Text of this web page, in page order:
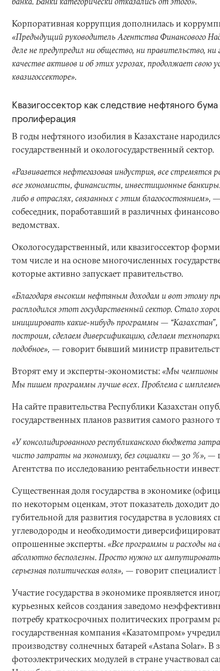
Корпоративная коррупция дополнилась и
«Предыдущий руководитель Агентства Финансового
деле не предупредил ни общество, ни правительство, ни
качестве активов и об этих угрозах, продолжает свою
квазигоссекторе».
Квазигоссектор как следствие нефтяного
пролиферация
В годы нефтяного изобилия в Казахстане
государственный и окологосударственный сектор.
«Развивается нефтегазовая индустрия, все стремятся
все экономисты, финансисты, инвестиционные
либо в отраслях, связанных с этим благосостоянием», —
собеседник, поработавший в различных
ведомствах.
Окологосударственный, или квазигоссектор
том числе и на основе многочисленных
которые активно запускает правительство.
«Благодаря высоким нефтяным доходам и вот этому
расплодился этот государственный сектор. Стало
инициировать какие-нибудь программы —
построим, сделаем диверсификацию, сделаем
подобное», — говорит бывший министр
Вторят ему и эксперты-экономисты: «Мы чемпионы
Мы пишем программы лучше всех. Проблема с
На сайте правительства Республики Казахстан
государственных планов развития самого разного
«У консолидированного республиканского бюджета
чисто затраты на экономику, без социалки — 30 %», —
Агентства по исследованию рентабельности
Существенная доля государства в экономике
по некоторым оценкам, этот показатель доходит
губительной для развития государства в условиях
углеводороды и необходимости
опрошенные эксперты. «Все программы и расходы на
абсолютно бесполезны. Просто нужно их
серьезная политическая воля», — говорит специалист
Участие государства в экономике проявляется
курьезных кейсов создания заведомо
потребу краткосрочных политических программ
государственная компания «Казатомпром»
производству солнечных батарей «Astana Solar». В
фотоэлектрических модулей в стране участвовал